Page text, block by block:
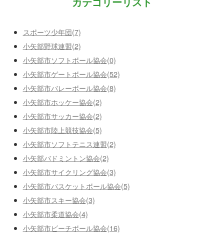
スポーツ少年団(7)
小矢部野球連盟(2)
小矢部市ソフトボール協会(0)
小矢部市ゲートボール協会(52)
小矢部市バレーボール協会(8)
小矢部市ホッケー協会(2)
小矢部市サッカー協会(2)
小矢部市陸上競技協会(5)
小矢部市ソフトテニス連盟(2)
小矢部バドミントン協会(2)
小矢部市サイクリング協会(3)
小矢部市バスケットボール協会(5)
小矢部市スキー協会(3)
小矢部市柔道協会(4)
小矢部市ビーチボール協会(16)